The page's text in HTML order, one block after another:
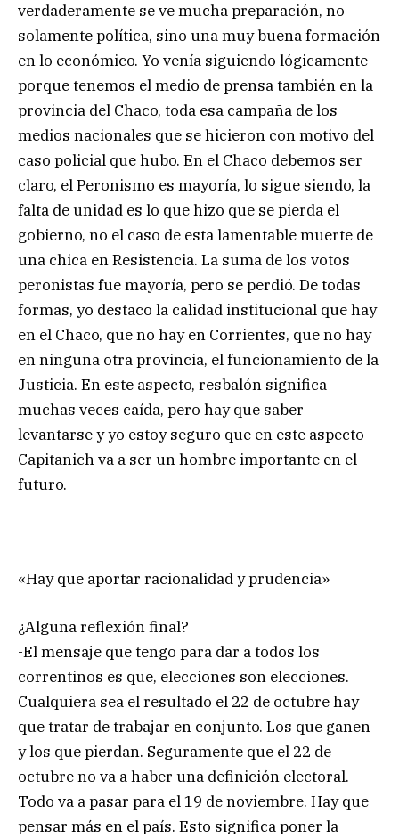
verdaderamente se ve mucha preparación, no
solamente política, sino una muy buena formación
en lo económico. Yo venía siguiendo lógicamente
porque tenemos el medio de prensa también en la
provincia del Chaco, toda esa campaña de los
medios nacionales que se hicieron con motivo del
caso policial que hubo. En el Chaco debemos ser
claro, el Peronismo es mayoría, lo sigue siendo, la
falta de unidad es lo que hizo que se pierda el
gobierno, no el caso de esta lamentable muerte de
una chica en Resistencia. La suma de los votos
peronistas fue mayoría, pero se perdió. De todas
formas, yo destaco la calidad institucional que hay
en el Chaco, que no hay en Corrientes, que no hay
en ninguna otra provincia, el funcionamiento de la
Justicia. En este aspecto, resbalón significa
muchas veces caída, pero hay que saber
levantarse y yo estoy seguro que en este aspecto
Capitanich va a ser un hombre importante en el
futuro.
«Hay que aportar racionalidad y prudencia»
¿Alguna reflexión final?
-El mensaje que tengo para dar a todos los
correntinos es que, elecciones son elecciones.
Cualquiera sea el resultado el 22 de octubre hay
que tratar de trabajar en conjunto. Los que ganen
y los que pierdan. Seguramente que el 22 de
octubre no va a haber una definición electoral.
Todo va a pasar para el 19 de noviembre. Hay que
pensar más en el país. Esto significa poner la